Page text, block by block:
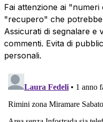
Fai attenzione ai
"recupero" che
Assicurati di segnalare e
commenti. Evita di
personali.